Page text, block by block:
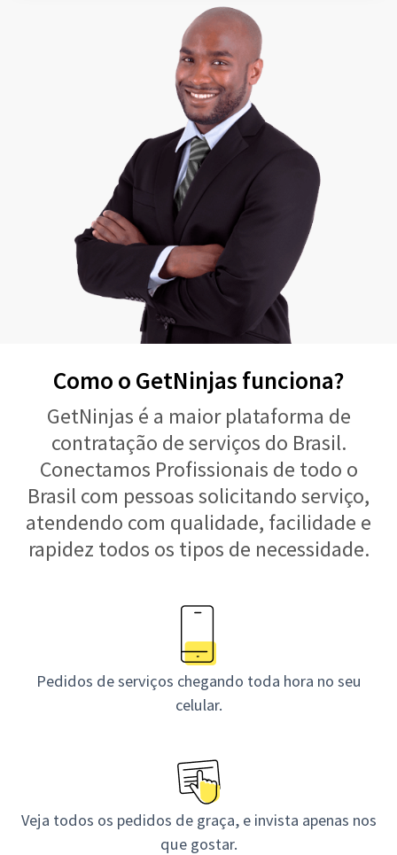
Como o GetNinjas funciona?
GetNinjas é a maior plataforma de
contratação de serviços do Brasil.
Conectamos Profissionais de todo o
Brasil com pessoas solicitando serviço,
atendendo com qualidade, facilidade e
rapidez todos os tipos de necessidade.
Pedidos de serviços chegando toda hora no seu
celular.
Veja todos os pedidos de graça, e invista apenas nos
que gostar.